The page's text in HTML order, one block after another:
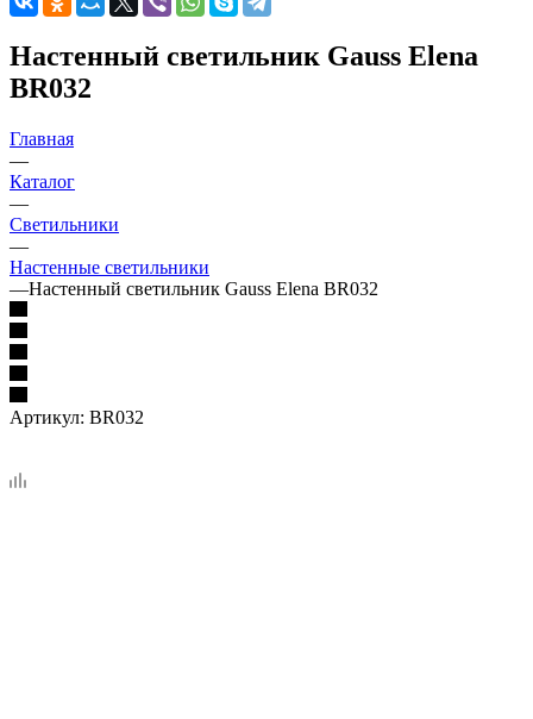
Настенный светильник Gauss Elena
BR032
Главная
—
Каталог
—
Светильники
—
Настенные светильники
—Настенный светильник Gauss Elena BR032
Артикул: BR032